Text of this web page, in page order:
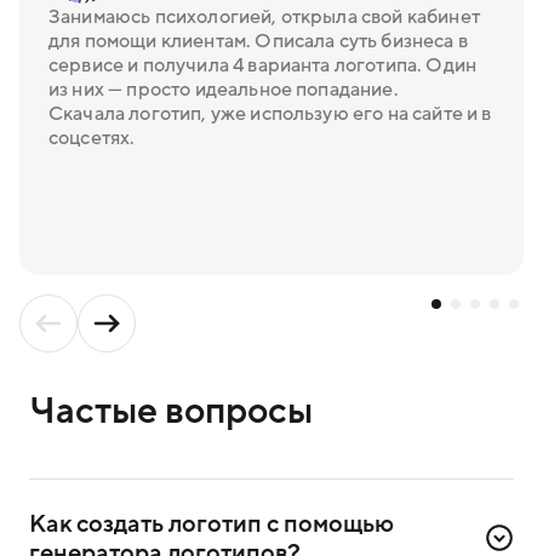
Занимаюсь психологией, открыла свой кабинет
для помощи клиентам. Описала суть бизнеса в
сервисе и получила 4 варианта логотипа. Один
из них — просто идеальное попадание.
Скачала логотип, уже использую его на сайте и в
соцсетях.
Частые вопросы
Как создать логотип с помощью